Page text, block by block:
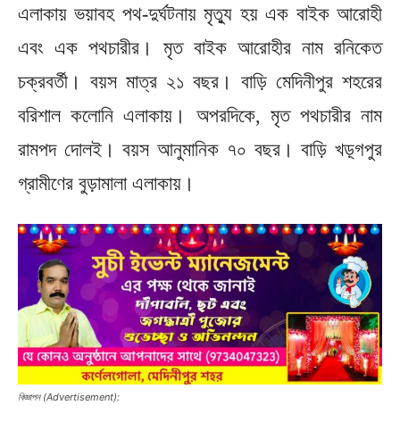
এলাকায় ভয়াবহ পথ-দুর্ঘটনায় মৃত্যু হয় এক বাইক আরোহী
এবং এক পথচারীর। মৃত বাইক আরোহীর নাম রনিকেত
চক্রবর্তী। বয়স মাত্র ২১ বছর। বাড়ি মেদিনীপুর শহরের
বরিশাল কলোনি এলাকায়। অপরদিকে, মৃত পথচারীর নাম
রামপদ দোলই। বয়স আনুমানিক ৭০ বছর। বাড়ি খড়্গপুর
গ্রামীণের বুড়ামালা এলাকায়।
বিজ্ঞাপন (Advertisement):